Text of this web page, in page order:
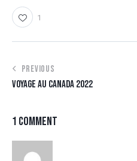
1
PREVIOUS
VOYAGE AU CANADA 2022
1 COMMENT